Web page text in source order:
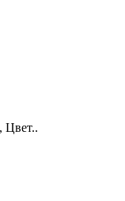
Цвет..